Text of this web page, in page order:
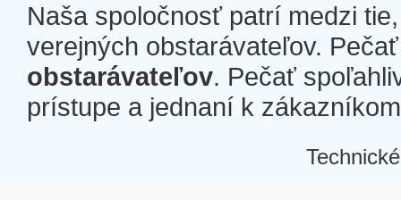
Naša spoločnosť patrí medzi
verejných obstarávateľov.
obstarávateľov. Pečať
prístupe a jednaní k